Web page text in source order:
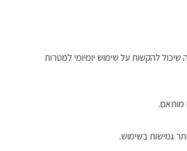
להקשות על שימוש יומיומי למטרות
מותאם.
גמישות בשימוש.